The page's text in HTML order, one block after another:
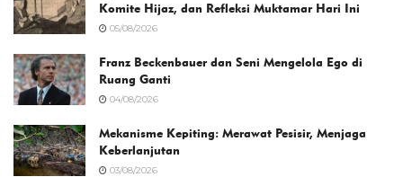
Komite Hijaz, dan Refleksi Muktamar Hari Ini
05/08/2026
Franz Beckenbauer dan Seni Mengelola Ego di
Ruang Ganti
04/08/2026
Mekanisme Kepiting: Merawat Pesisir, Menjaga
Keberlanjutan
03/08/2026